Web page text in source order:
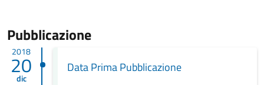
Pubblicazione
2018
20
dic
Data Prima Pubblicazione